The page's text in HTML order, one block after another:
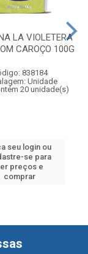
LA VIOLETERA
CAROÇO 100G
838184
Unidade
20 unidade(s)
seu login ou
se para
preços e
comprar